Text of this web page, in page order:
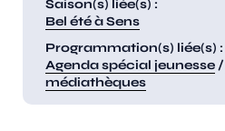
Saison(s) liée(s) :
Bel été à Sens
Programmation(s) liée(s) :
Agenda spécial jeunesse /
médiathèques